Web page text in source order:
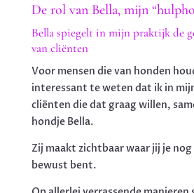
De rol van Bella, mijn
Bella spiegelt in mijn praktijk de
van cliënten
Voor mensen die van honden
interessant te weten dat ik in
cliënten die dat graag willen,
hondje Bella.
Zij maakt zichtbaar waar jij je
bewust bent.